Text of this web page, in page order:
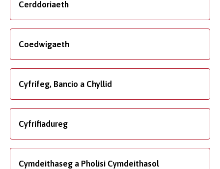
Cerddoriaeth
Coedwigaeth
Cyfrifeg, Bancio a Chyllid
Cyfrifiadureg
Cymdeithaseg a Pholisi Cymdeithasol